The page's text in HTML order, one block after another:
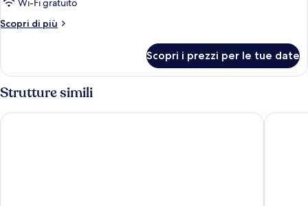
Wi-Fi gratuito
Scopri di più
Altri
Scopri i prezzi per le tue date
Strutture simili
Hotel Brancamaria BUE